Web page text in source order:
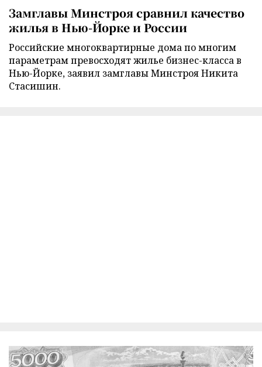
Замглавы Минстроя сравнил качество
жилья в Нью-Йорке и России
Российские многоквартирные дома по многим
параметрам превосходят жилье бизнес-класса в
Нью-Йорке, заявил замглавы Минстроя Никита
Стасишин.